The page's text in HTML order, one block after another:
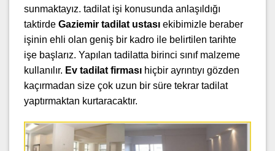
sunmaktayız. tadilat işi konusunda anlaşıldığı
taktirde Gaziemir tadilat ustası ekibimizle beraber
işinin ehli olan geniş bir kadro ile belirtilen tarihte
işe başlarız. Yapılan tadilatta birinci sınıf malzeme
kullanılır. Ev tadilat firması hiçbir ayrıntıyı gözden
kaçırmadan size çok uzun bir süre tekrar tadilat
yaptırmaktan kurtaracaktır.